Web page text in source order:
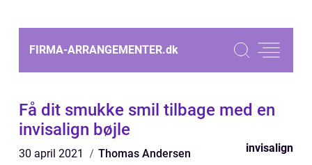
FIRMA-ARRANGEMENTER.dk
Få dit smukke smil tilbage med en
invisalign bøjle
30 april 2021 Thomas Andersen invisalign